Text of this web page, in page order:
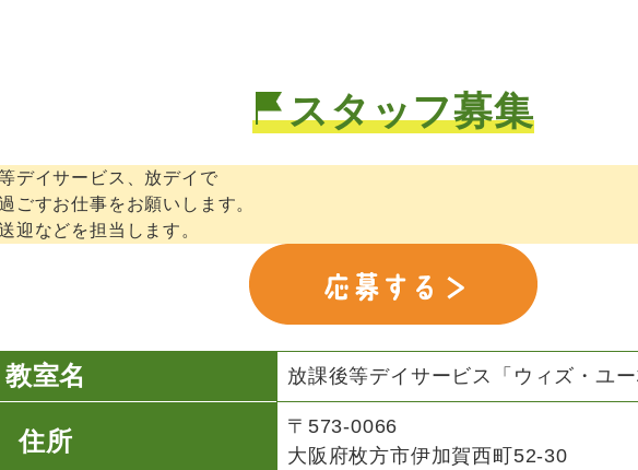
スタッフ募集
デイサービス、放デイで
ごすお仕事をお願いします。
迎などを担当します。
教室名 放課後等デイサービス「ウィズ・ユ
住所
〒573-0066
大阪府枚方市伊加賀西町52-30